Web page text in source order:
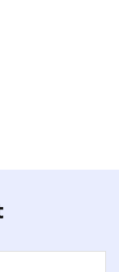
Twitter)
email